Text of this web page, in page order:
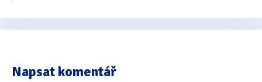
Napsat komentář